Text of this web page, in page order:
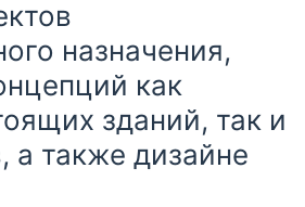
назначения,
как
зданий, так и
а также дизайне